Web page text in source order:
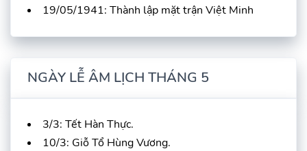
19/05/1941: Thành lập mặt trận Việt Minh
NGÀY LỄ ÂM LỊCH THÁNG 5
3/3: Tết Hàn Thực.
10/3: Giỗ Tổ Hùng Vương.